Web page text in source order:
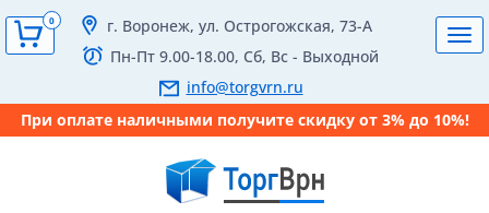
г. Воронеж, ул. Острогожская, 73-А
Пн-Пт 9.00-18.00, Сб, Вс - Выходной
info@torgvrn.ru
При оплате наличными получите скидку от 3% до 10%!
0